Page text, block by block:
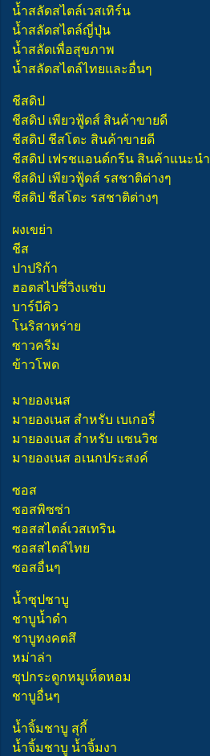
น้ำสลัดสไตล์เวสเทิร์น
น้ำสลัดสไตล์ญี่ปุ่น
น้ำสลัดเพื่อสุขภาพ
น้ำสลัดสไตล์ไทยและอื่นๆ
ชีสดิป
ชีสดิป เพียวฟู้ดส์ สินค้าขายดี
ชีสดิป ชีสโตะ สินค้าขายดี
ชีสดิป เฟรชแอนด์กรีน สินค้าแนะนำ
ชีสดิป เพียวฟู้ดส์ รสชาติต่างๆ
ชีสดิป ชีสโตะ รสชาติต่างๆ
ผงเขย่า
ชีส
ปาปริก้า
ฮอตสไปซี่วิงแซ่บ
บาร์บีคิว
โนริสาหร่าย
ซาวครีม
ข้าวโพด
มายองเนส
มายองเนส สำหรับ เบเกอรี่
มายองเนส สำหรับ แซนวิช
มายองเนส อเนกประสงค์
ซอส
ซอสพิซซ่า
ซอสสไตล์เวสเทริน
ซอสสไตล์ไทย
ซอสอื่นๆ
น้ำซุปชาบู
ชาบูน้ำดำ
ชาบูทงคตสึ
หม่าล่า
ซุปกระดูกหมูเห็ดหอม
ชาบูอื่นๆ
น้ำจิ้มชาบู สุกี้
น้ำจิ้มชาบู น้ำจิ้มงา